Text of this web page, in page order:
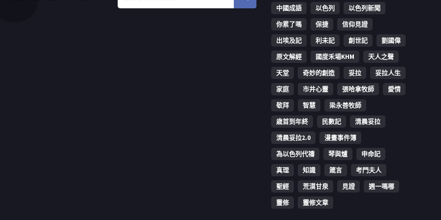
中國成語
以色列
以色列新聞
你累了嗎
保捷
信仰見證
出埃及記
利未記 創世記
劉國偉
原文解經
國度禾場KHM
天人之聲
天堂
奇妙的創造 妥拉
妥拉人生
家庭
市井心靈 張哈拿牧師
愛情
敬拜
智慧
梁永善牧師
歳首到年終
民數記
清晨妥拉
清晨妥拉2.0
漫畫事件簿
為以色列代禱
琴與爐
申命記
真理
知識 箴言
考門夫人
聖經
荒漠甘泉 見證
週一嗎哪
靈修
靈修文章